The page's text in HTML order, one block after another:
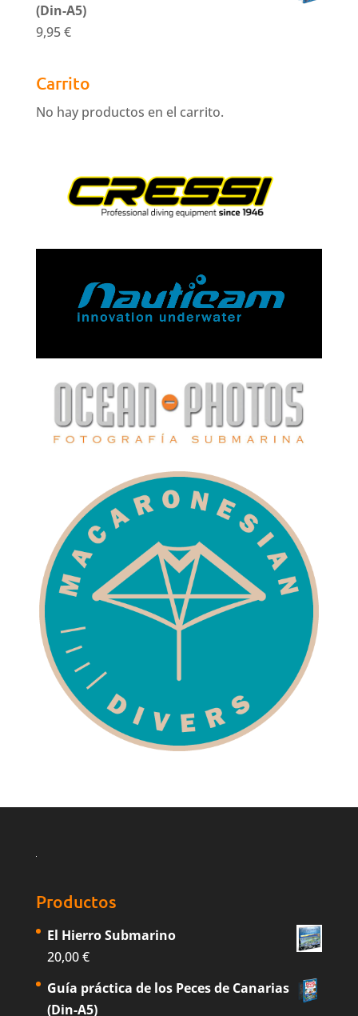
(Din-A5)
9,95€
Carrito
No hay productos en el carrito.
Productos
El Hierro Submarino
20,00€
Guía práctica de los Peces de Canarias
(Din-A5)